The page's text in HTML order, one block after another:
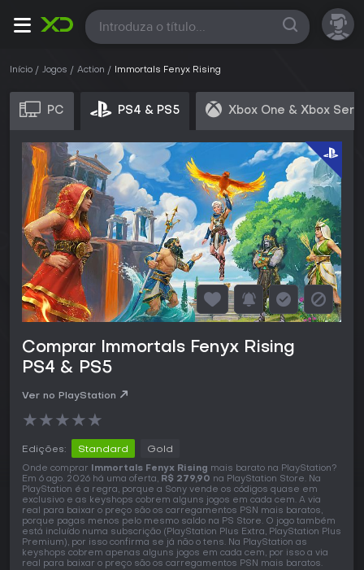
Todas
Início Jogos Action Immortals Fenyx Rising
PC PS4 & PS5 Xbox One & Xbox
Comprar Immortals Fenyx Rising
PS4 & PS5
Ver no PlayStation
★★★★★
Edições: Standard Gold
Onde comprar Immortals Fenyx Rising
mais barato na PlayStation?
Em 6 ago. 2026 há uma oferta, R$ 279,90 na PlayStation Store. Na
PlayStation é a regra, porque a Sony vende os códigos quase em
exclusivo e as keyshops cobrem alguns jogos em cada cem. A via
real para baixar o preço são os carregamentos PSN mais baratos,
porque pagas menos pelo mesmo saldo na PS Store. O jogo também
está incluído numa subscrição (PlayStation Plus Extra, PlayStation Plus
Premium), por isso confirma se já não o tens. Na PlayStation as
keyshops cobrem apenas alguns jogos em cada cem, por isso a via
real para baixar o preço são os carregamentos PSN mais baratos.